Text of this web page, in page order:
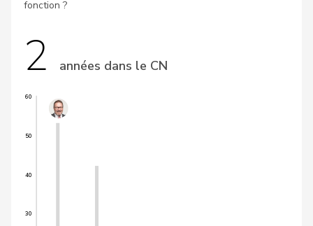
fonction ?
2 années dans le CN
30
40
50
60